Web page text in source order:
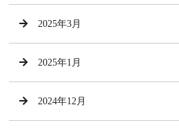
2025年3月
2025年1月
2024年12月